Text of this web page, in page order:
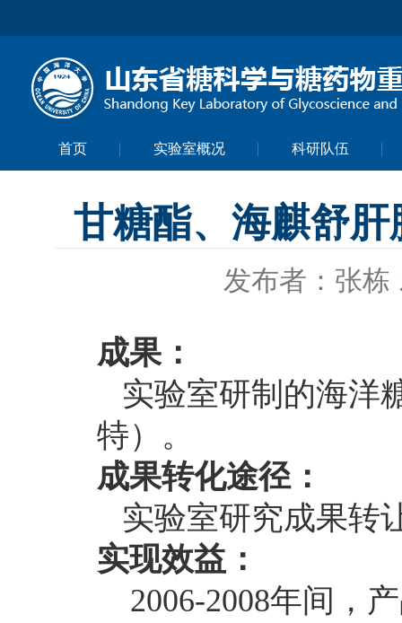
首页 实验室概况 科研队伍
甘糖酯、海麒舒
发布者：张栋
成果：
实验室研制的海洋
特）。
成果转化途径：
实验室研究成果转
实现效益：
2006-2008年间，